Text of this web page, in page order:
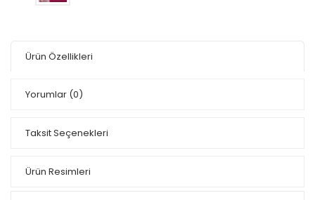
Ürün Özellikleri
Yorumlar (0)
Taksit Seçenekleri
Ürün Resimleri